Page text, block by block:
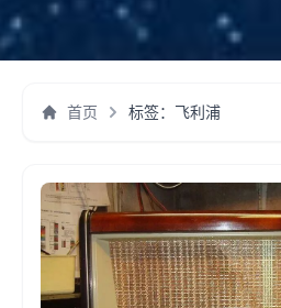
首页 标签：飞利浦